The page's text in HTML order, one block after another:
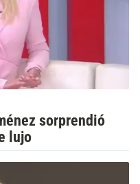
sorprendió
lujo